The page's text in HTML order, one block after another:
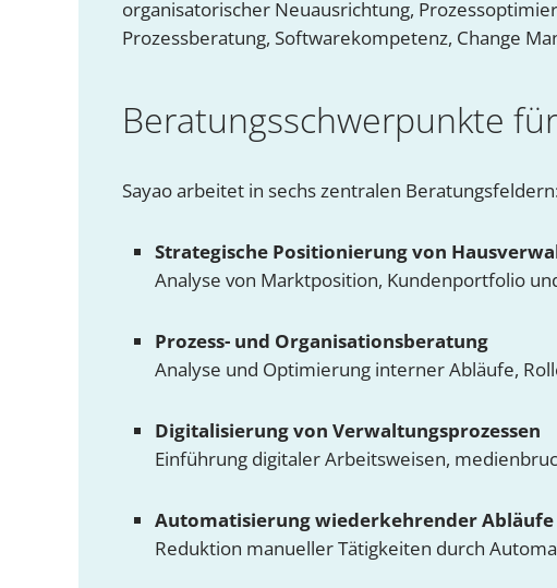
organisatorischer Neuausrichtung,
Prozessberatung, Softwarekompetenz, Change
Beratungsschwerpunkte
Sayao arbeitet in sechs zentralen
Strategische Positionierung von
Analyse von Marktposition, Kundenportfolio
Prozess- und Organisationsberatung
Analyse und Optimierung interner Abläufe,
Digitalisierung von Verwaltungsprozessen
Einführung digitaler Arbeitsweisen,
Automatisierung wiederkehrender Abläufe
Reduktion manueller Tätigkeiten durch